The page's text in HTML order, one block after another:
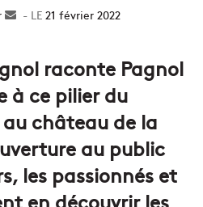
Envoyer21 février 2022
raconte Pagnol
à ce pilier du
château de la
au public
les passionnés et
en découvrir les